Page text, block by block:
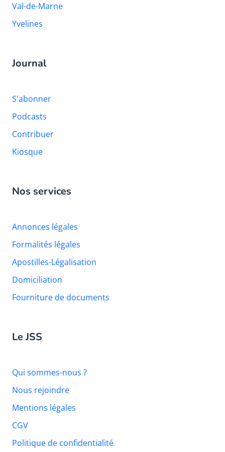
Val-de-Marne
Yvelines
Journal
S'abonner
Podcasts
Contribuer
Kiosque
Nos services
Annonces légales
Formalités légales
Apostilles-Légalisation
Domiciliation
Fourniture de documents
Le JSS
Qui sommes-nous ?
Nous rejoindre
Mentions légales
CGV
Politique de confidentialité